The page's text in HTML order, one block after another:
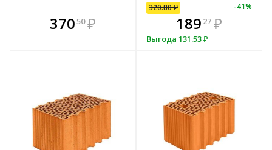
37050 ₽
В комплекте
всегда выгоднее!
32080
320.80₽ -41%
189 27 ₽
Выгода 131.53₽